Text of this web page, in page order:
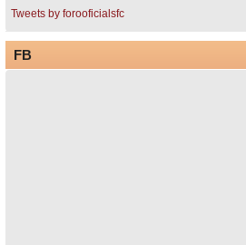
Tweets by forooficialsfc
FB